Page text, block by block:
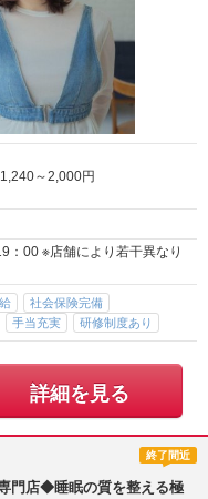
1,240～2,000円
干異なり
社会保険完備
手当充実 研修制度あり
詳細を見る
終了間近
門店◆睡眠の質を整える極